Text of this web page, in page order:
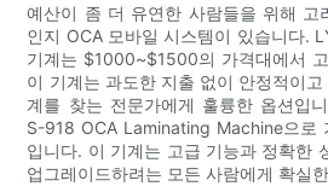
예산이 좀 더 유연한 사람들을 위해 고
인지 OCA 모바일 시스템이 있습니다.
기계는 $1000~$1500의 가격대에서
이 기계는 과도한 지출 없이 안정적이
계를 찾는 전문가에게 훌륭한 옵션입
S-918 OCA Laminating Machine으로
입니다. 이 기계는 고급 기능과 정확한
업그레이드하려는 모든 사람에게 확실